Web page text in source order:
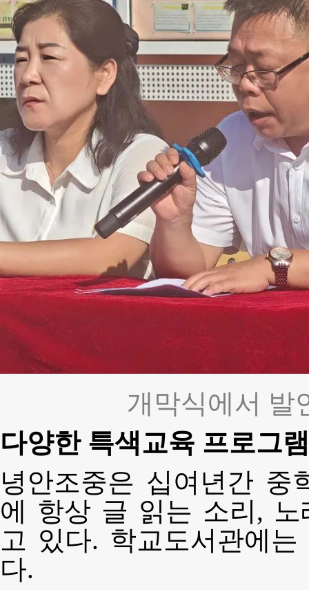
개막식에서 발
다양한 특색교육 프로그
녕안조중은 십여년간 중
에 항상 글 읽는 소리, 노
고 있다. 학교도서관에
다.